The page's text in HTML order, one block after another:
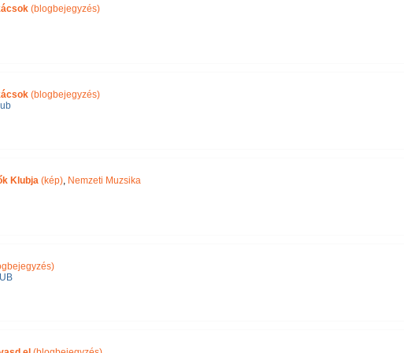
(blogbejegyzés)
(blogbejegyzés)
Klubja(kép), Nemzeti Muzsika